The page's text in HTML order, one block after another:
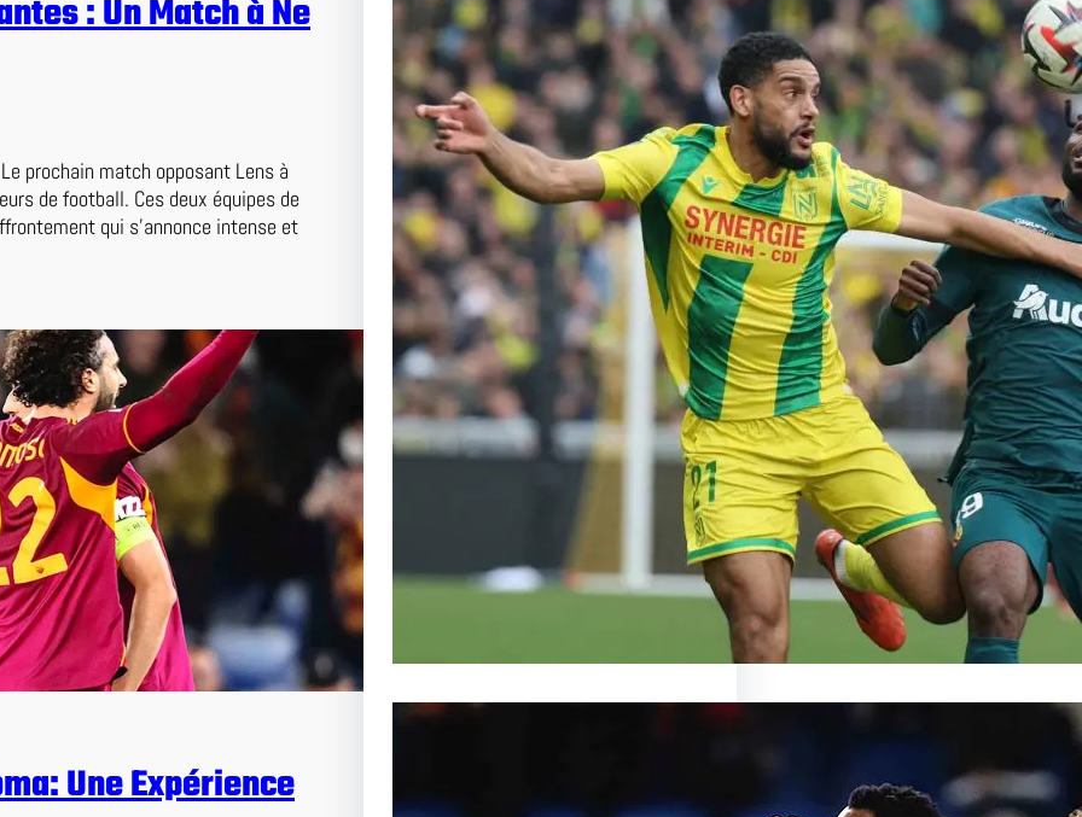
: Un Match à Ne
prochain match opposant Lens à
de football. Ces deux équipes de
qui s’annonce intense et
Une Expérience
Duel au Sommet entre Lens
et Nantes : Un Match à Ne
Pas Manquer
Lens affronte Nantes : un duel
passionnant en perspective Le…